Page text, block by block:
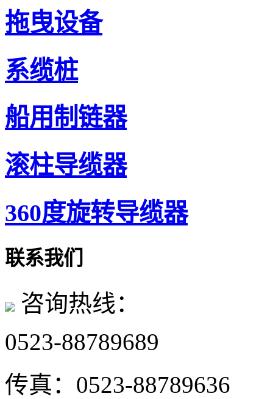
拖曳设备
系缆桩
船用制链器
滚柱导缆器
360度旋转导缆器
联系我们
咨询热线：
0523-88789689
传真： 0523-88789636